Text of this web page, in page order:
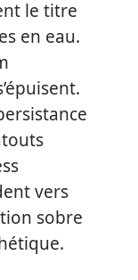
le titre
en eau.
vers
sobre